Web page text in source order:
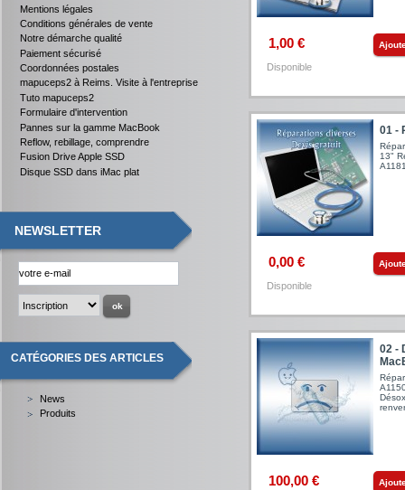
Mentions légales
Conditions générales de vente
Notre démarche qualité
Paiement sécurisé
Coordonnées postales
mapuceps2 à Reims. Visite à l'entreprise
Tuto mapuceps2
Formulaire d'intervention
Pannes sur la gamme MacBook
Reflow, rebillage, comprendre
Fusion Drive Apple SSD
Disque SSD dans iMac plat
NEWSLETTER
CATÉGORIES DES ARTICLES
News
Produits
1,00 €
Disponible
01 -
13"
0,00 €
Disponible
02 -
100,00 €